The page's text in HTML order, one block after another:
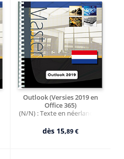
Outlook (Versies 2019 en
Office 365)
(N/N) : Texte en néerlandais
logiciel
dès 15,89 €